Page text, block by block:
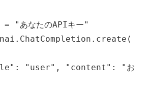
"あなたのAPIキー"
"user", "content": "お